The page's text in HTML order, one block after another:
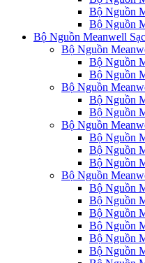
Bộ Nguồn
Bộ Nguồn
Bộ Nguồn Meanwell
Bộ Nguồn
Bộ Nguồn
Bộ Nguồn
Bộ Nguồn
Bộ Nguồn
Bộ Nguồn
Bộ Nguồn
Bộ Nguồn
Bộ Nguồn
Bộ Nguồn
Bộ Nguồn
Bộ Nguồn
Bộ Nguồn
Bộ Nguồn
Bộ Nguồn
Bộ Nguồn
Bộ Nguồn